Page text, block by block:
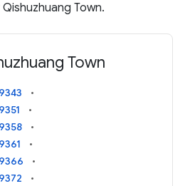
Town.
Town